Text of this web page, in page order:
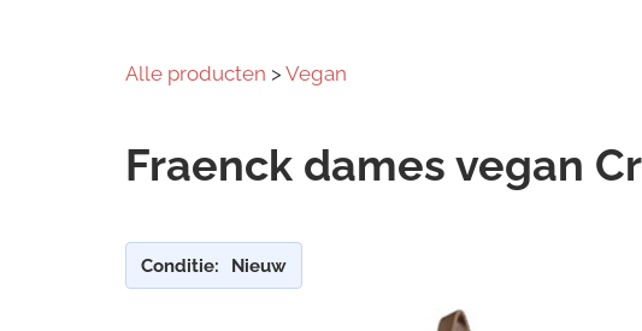
Alle producten > Vegan
Fraenck dames vegan
Conditie: Nieuw